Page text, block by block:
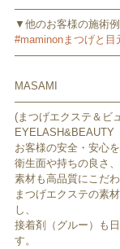
▼他のお客様の施術例
#maminonまつげと目
MASAMI
(まつげエクステ＆ビ
EYELASH&BEAUTY
お客様の安全・安心を
衛生面や持ちの良さ、
素材も高品質にこだわ
まつげエクステの素
し、
接着剤（グルー）も
す。